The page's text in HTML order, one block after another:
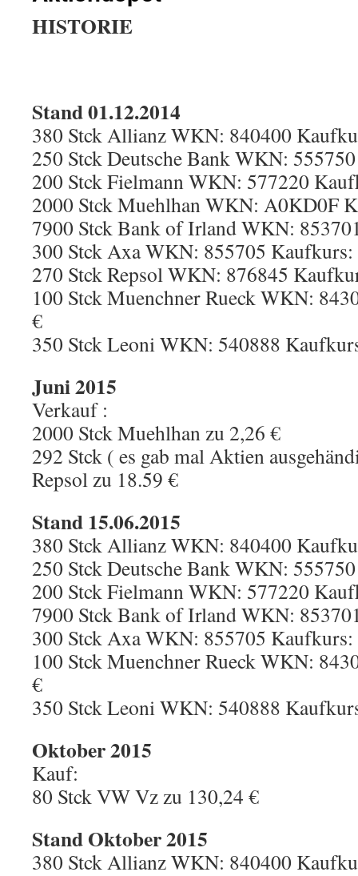
HISTORIE
Stand 01.12.2014
380 Stck Allianz WKN: 840400
250 Stck Deutsche Bank WKN:
200 Stck Fielmann WKN: 577220
2000 Stck Muehlhan WKN: A0KD0F
7900 Stck Bank of Irland WKN:
300 Stck Axa WKN: 855705 Kaufkurs:
270 Stck Repsol WKN: 876845
100 Stck Muenchner Rueck WKN:
€
350 Stck Leoni WKN: 540888
Juni 2015
Verkauf :
2000 Stck Muehlhan zu 2,26 €
292 Stck ( es gab mal Aktien
Repsol zu 18.59 €
Stand 15.06.2015
380 Stck Allianz WKN: 840400
250 Stck Deutsche Bank WKN:
200 Stck Fielmann WKN: 577220
7900 Stck Bank of Irland WKN:
300 Stck Axa WKN: 855705 Kaufkurs:
100 Stck Muenchner Rueck WKN:
€
350 Stck Leoni WKN: 540888
Oktober 2015
Kauf:
80 Stck VW Vz zu 130,24 €
Stand Oktober 2015
380 Stck Allianz WKN: 840400